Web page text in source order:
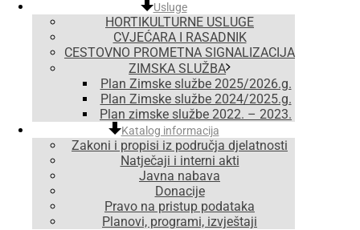
Usluge
HORTIKULTURNE USLUGE
CVJEĆARA I RASADNIK
CESTOVNO PROMETNA SIGNALIZACIJA
ZIMSKA SLUŽBA
Plan Zimske službe 2025/2026.g.
Plan Zimske službe 2024/2025.g.
Plan zimske službe 2022. – 2023.
Katalog informacija
Zakoni i propisi iz područja djelatnosti
Natječaji i interni akti
Javna nabava
Donacije
Pravo na pristup podataka
Planovi, programi, izvještaji